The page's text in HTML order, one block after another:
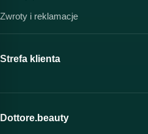
Zwroty i reklamacje
Strefa klienta
Moje konto
Program lojalnościowy
Dottore.beauty